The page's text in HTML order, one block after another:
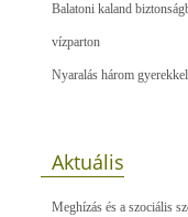
Balatoni kaland
vízparton
Nyaralás három
Aktuális
Meghízás és a szociális